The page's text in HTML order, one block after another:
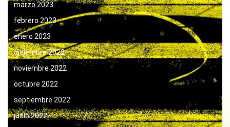
marzo 2023
febrero 2023
enero 2023
diciembre 2022
noviembre 2022
octubre 2022
septiembre 2022
junio 2022